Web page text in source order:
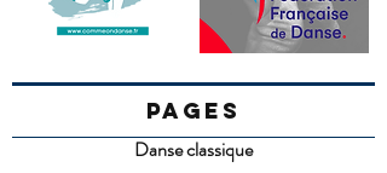
PAGES
Danse classique